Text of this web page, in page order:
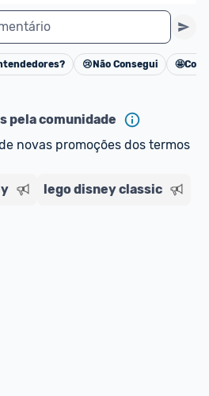
Cancelar
😢 Não Consegui 🤩
pela comunidade
novas promoções dos termos
lego disney classic